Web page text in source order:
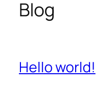
Blog
Hello world!